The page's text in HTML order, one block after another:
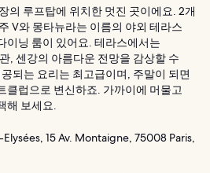
의 루프탑에 위치한 멋진 곳이에요. 2개
V와 몽타뉴라는 이름의 야외 테라스
이닝 룸이 있어요. 테라스에서는
, 센강의 아름다운 전망을 감상할 수
되는 요리는 최고급이며, 주말이 되면
클럽으로 변신하죠. 가까이에 머물고
해 보세요.
15 Av. Montaigne, 75008 Paris,